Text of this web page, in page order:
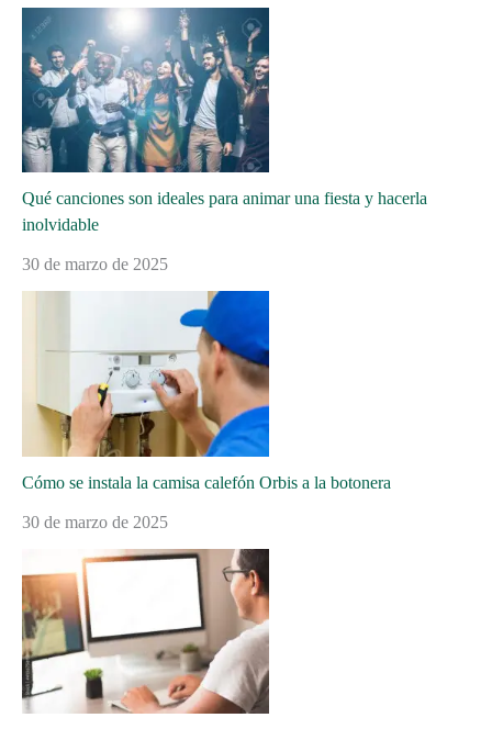
Qué canciones son ideales para animar una fiesta y hacerla
inolvidable
30 de marzo de 2025
Cómo se instala la camisa calefón Orbis a la botonera
30 de marzo de 2025